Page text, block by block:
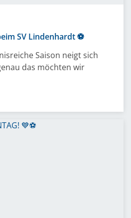
SV Lindenhardt ⚽️
Saison neigt sich
das möchten wir